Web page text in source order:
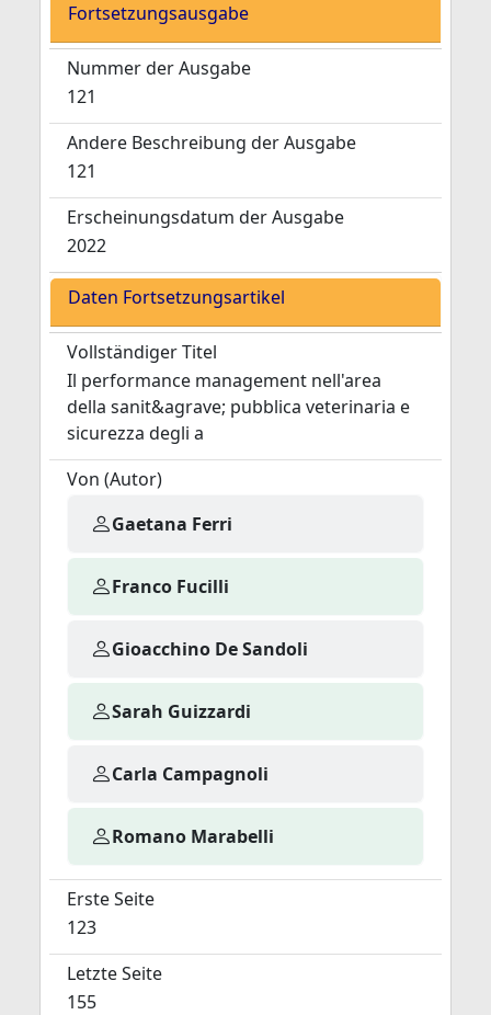
Fortsetzungsausgabe
Nummer der Ausgabe
121
Andere Beschreibung der Ausgabe
121
Erscheinungsdatum der Ausgabe
2022
Daten Fortsetzungsartikel
Vollständiger Titel
Il performance management nell'area
della sanit&agrave; pubblica veterinaria e
sicurezza degli a
Von (Autor)
Gaetana Ferri
Franco Fucilli
Gioacchino De Sandoli
Sarah Guizzardi
Carla Campagnoli
Romano Marabelli
Erste Seite
123
Letzte Seite
155